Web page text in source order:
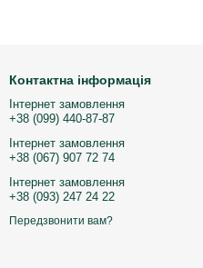
Контактна інформація
Інтернет замовлення
+38 (099) 440-87-87
Інтернет замовлення
+38 (067) 907 72 74
Інтернет замовлення
+38 (093) 247 24 22
Передзвонити вам?